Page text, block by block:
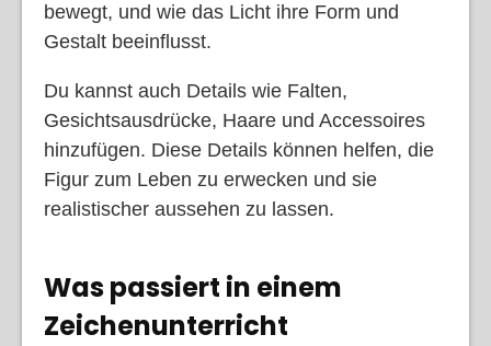
bewegt, und wie das Licht ihre Form und
Gestalt beeinflusst.
Du kannst auch Details wie Falten,
Gesichtsausdrücke, Haare und Accessoires
hinzufügen. Diese Details können helfen, die
Figur zum Leben zu erwecken und sie
realistischer aussehen zu lassen.
Was passiert in einem
Zeichenunterricht